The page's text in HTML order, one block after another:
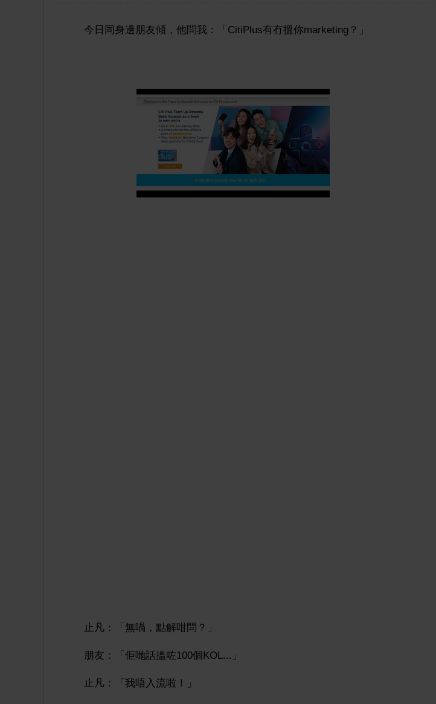
今日同身邊朋友傾，他問我：「CitiPlus有冇搵你marketing？」
止凡：「無喎，點解咁問？」
朋友：「佢哋話搵咗100個KOL...」
止凡：「我唔入流啦！」